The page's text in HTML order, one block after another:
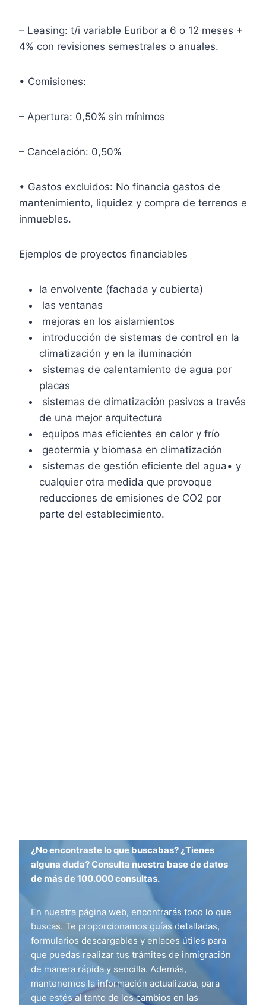
– Leasing: t/i variable Euribor a 6 o 12 meses +
4% con revisiones semestrales o anuales.
• Comisiones:
– Apertura: 0,50% sin mínimos
– Cancelación: 0,50%
• Gastos excluidos: No financia gastos de
mantenimiento, liquidez y compra de terrenos e
inmuebles.
Ejemplos de proyectos financiables
la envolvente (fachada y cubierta)
las ventanas
mejoras en los aislamientos
introducción de sistemas de control en la
climatización y en la iluminación
sistemas de calentamiento de agua por
placas
sistemas de climatización pasivos a través
de una mejor arquitectura
equipos mas eficientes en calor y frío
geotermia y biomasa en climatización
sistemas de gestión eficiente del agua• y
cualquier otra medida que provoque
reducciones de emisiones de CO2 por
parte del establecimiento.
¿No encontraste lo que buscabas? ¿Tienes
alguna duda? Consulta nuestra base de datos
de más de 100.000 consultas.
En nuestra página web, encontrarás todo lo que
buscas. Te proporcionamos guías detalladas,
formularios descargables y enlaces útiles para
que puedas realizar tus trámites de inmigración
de manera rápida y sencilla. Además,
mantenemos la información actualizada, para
que estés al tanto de los cambios en las